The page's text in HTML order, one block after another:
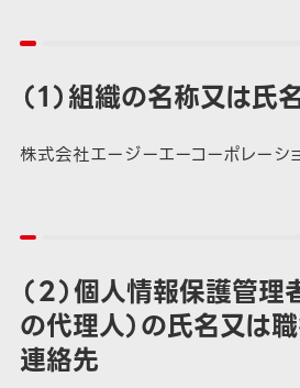
（１）組織の名称又は氏
株式会社エージーエーコーポレーシ
（２）個人情報保護管理
の代理人）の氏名又は
連絡先